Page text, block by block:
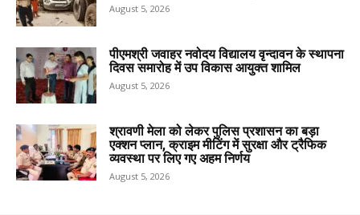
August 5, 2026
पीएमश्री जवाहर नवोदय विद्यालय वृन्दावन के स्थापना
दिवस समारोह में उप विकास आयुक्त शामिल
August 5, 2026
श्रावणी मेला को लेकर पुलिस प्रशासन का बड़ा
एक्शन प्लान, क्राइम मीटिंग में सुरक्षा और ट्रैफिक
व्यवस्था पर लिए गए अहम निर्णय
August 5, 2026